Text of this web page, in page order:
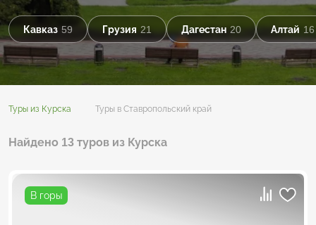
Кавказ 59 Грузия 21 Дагестан 20 Алтай 16
Туры из Курска Туры в Ставропольский край
Найдено 13 туров из Курска
В горы